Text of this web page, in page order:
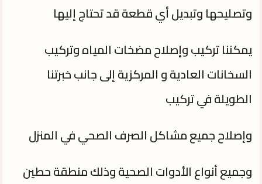
وتصليحها وتبديل أي قطعة قد تحتاج إليها
يمكننا تركيب وإصلاح مضخات المياه وتركيب
السخانات العادية و المركزية إلى جانب خبرتنا
الطويلة في تركيب
وإصلاح جميع مشاكل الصرف الصحي في المنزل
وجميع أنواع الأدوات الصحية وذلك منطقة حطين